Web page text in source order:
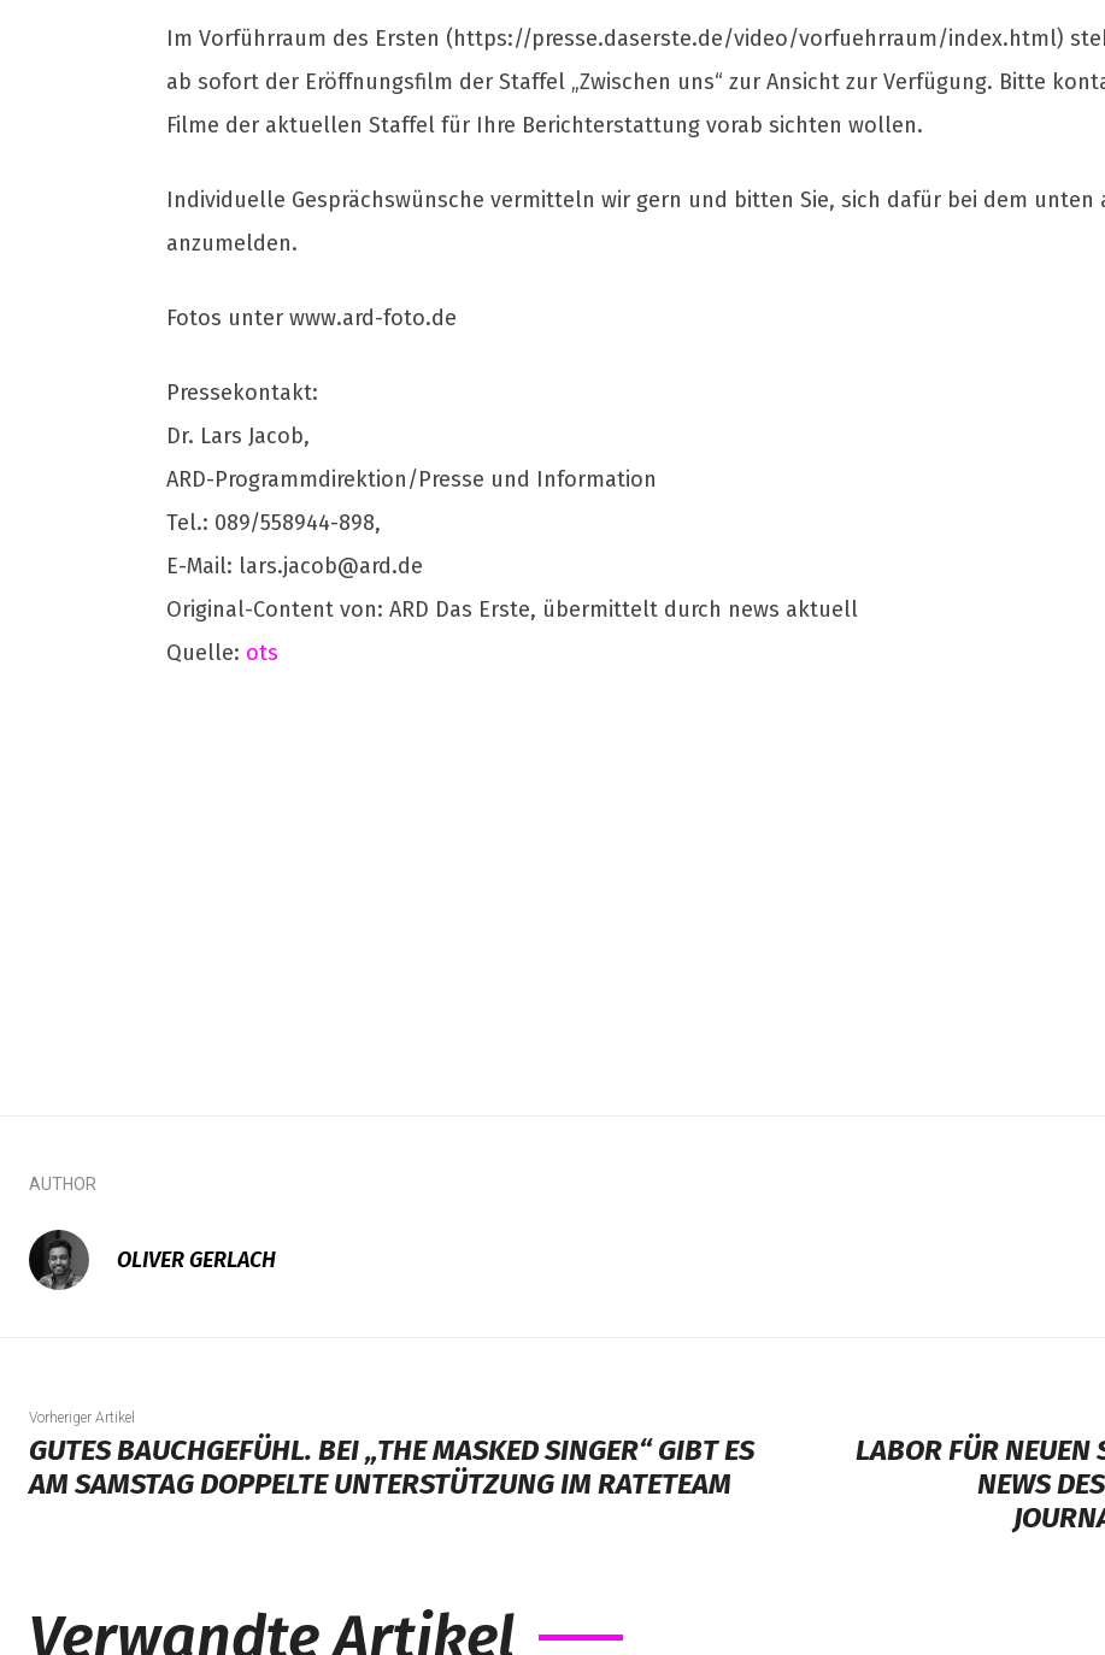
Im Vorführraum des Ersten (https://presse.daserste.de/video/vorfuehrraum/index.html)
ab sofort der Eröffnungsfilm der Staffel „Zwischen uns“ zur Ansicht zur Verfügung. Bitte
Filme der aktuellen Staffel für Ihre Berichterstattung vorab sichten wollen.
Individuelle Gesprächswünsche vermitteln wir gern und bitten Sie, sich dafür bei dem unten
anzumelden.
Fotos unter www.ard-foto.de
Pressekontakt:
Dr. Lars Jacob,
ARD-Programmdirektion/Presse und Information
Tel.: 089/558944-898,
E-Mail: lars.jacob@ard.de
Original-Content von: ARD Das Erste, übermittelt durch news aktuell
Quelle: ots
AUTHOR
OLIVER GERLACH
Vorheriger Artikel
GUTES BAUCHGEFÜHL. BEI „THE MASKED SINGER“ GIBT ES
AM SAMSTAG DOPPELTE UNTERSTÜTZUNG IM RATETEAM
LABOR FÜR
NEWS
Verwandte Artikel